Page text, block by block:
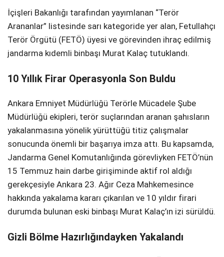
Instagram
İçişleri Bakanlığı tarafından yayımlanan “Terör
Arananlar” listesinde sarı kategoride yer alan, Fetullahçı
Terör Örgütü (FETÖ) üyesi ve görevinden ihraç edilmiş
jandarma kıdemli binbaşı Murat Kalaç tutuklandı.
10 Yıllık Firar Operasyonla Son Buldu
Ankara Emniyet Müdürlüğü Terörle Mücadele Şube
Müdürlüğü ekipleri, terör suçlarından aranan şahısların
yakalanmasına yönelik yürüttüğü titiz çalışmalar
sonucunda önemli bir başarıya imza attı. Bu kapsamda,
Jandarma Genel Komutanlığında görevliyken FETÖ’nün
15 Temmuz hain darbe girişiminde aktif rol aldığı
gerekçesiyle Ankara 23. Ağır Ceza Mahkemesince
hakkında yakalama kararı çıkarılan ve 10 yıldır firari
durumda bulunan eski binbaşı Murat Kalaç’ın izi sürüldü.
Gizli Bölme Hazırlığındayken Yakalandı